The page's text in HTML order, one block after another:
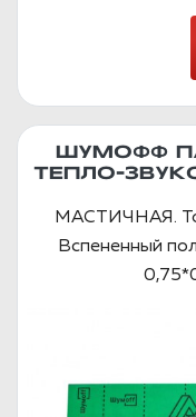
ШУМОФФ
ТЕПЛО-
МАСТИЧНАЯ.
Вспененный